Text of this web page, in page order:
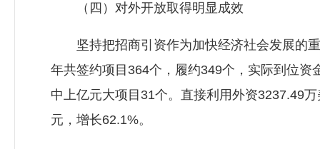
（四）对外开放取得明显成效
坚持把招商引资作为加快经济社会发展的重
年共签约项目364个，履约349个，实际到位
中上亿元大项目31个。直接利用外资3237.49
元，增长62.1%。